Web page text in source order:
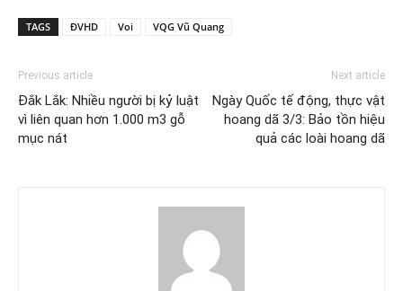
TAGS ĐVHD Voi VQG Vũ Quang
Previous article
Đắk Lắk: Nhiều người bị kỷ luật
vì liên quan hơn 1.000 m3 gỗ
mục nát
Next article
Ngày Quốc tế động, thực vật
hoang dã 3/3: Bảo tồn hiệu
quả các loài hoang dã